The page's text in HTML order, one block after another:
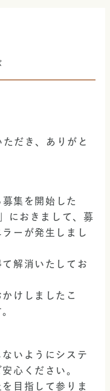
だき、ありがと
集を開始した
におきまして、募
ーが発生しまし
解消いたしてお
けしましたこ
いようにシステ
心ください。
目指して参りま